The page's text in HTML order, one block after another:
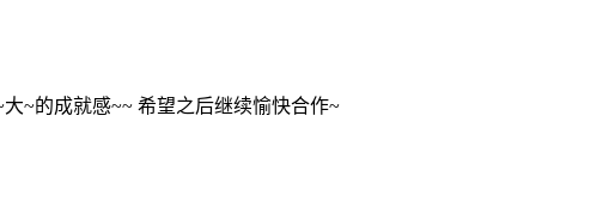
大~的成就感~~ 希望之后继续愉快合作~